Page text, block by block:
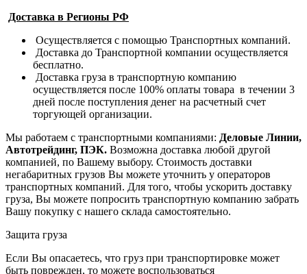
Доставка в Регионы РФ
Осуществляется с помощью Транспортных компаний.
Доставка до Транспортной компании осуществляется
бесплатно.
Доставка груза в транспортную компанию
осуществляется после 100% оплаты товара в течении 3
дней после поступления денег на расчетный счет
торгующей организации.
Мы работаем с транспортными компаниями: Деловые Линии,
Автотрейдинг, ПЭК. Возможна доставка любой другой
компанией, по Вашему выбору. Стоимость доставки
негабаритных грузов Вы можете уточнить у операторов
транспортных компаний. Для того, чтобы ускорить доставку
груза, Вы можете попросить транспортную компанию забрать
Вашу покупку с нашего склада самостоятельно.
Защита груза
Если Вы опасаетесь, что груз при транспортировке может
быть поврежден, то можете воспользоваться